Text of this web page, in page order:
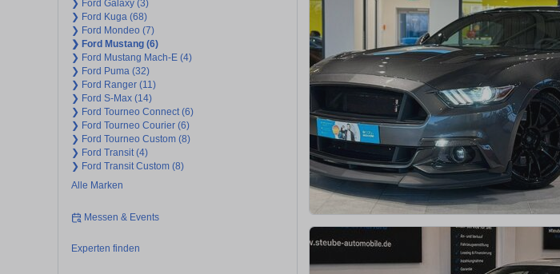
❯ Ford Galaxy (3)
❯ Ford Kuga (68)
❯ Ford Mondeo (7)
❯ Ford Mustang (6)
❯ Ford Mustang Mach-E (4)
❯ Ford Puma (32)
❯ Ford Ranger (11)
❯ Ford S-Max (14)
❯ Ford Tourneo Connect (6)
❯ Ford Tourneo Courier (6)
❯ Ford Tourneo Custom (8)
❯ Ford Transit (4)
❯ Ford Transit Custom (8)
Alle Marken
Messen & Events
Experten finden